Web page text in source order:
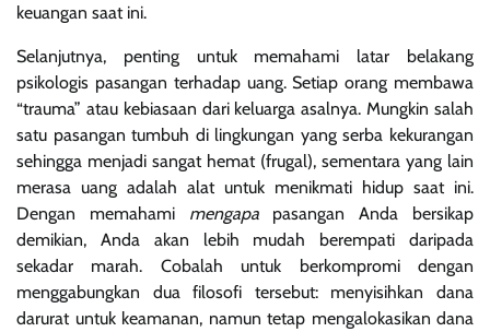
keuangan saat ini.
Selanjutnya, penting untuk memahami latar belakang
psikologis pasangan terhadap uang. Setiap orang membawa
“trauma” atau kebiasaan dari keluarga asalnya. Mungkin salah
satu pasangan tumbuh di lingkungan yang serba kekurangan
sehingga menjadi sangat hemat (frugal), sementara yang lain
merasa uang adalah alat untuk menikmati hidup saat ini.
Dengan memahami mengapapasangan Anda bersikap
demikian, Anda akan lebih mudah berempati daripada
sekadar marah. Cobalah untuk berkompromi dengan
menggabungkan dua filosofi tersebut: menyisihkan dana
darurat untuk keamanan, namun tetap mengalokasikan dana